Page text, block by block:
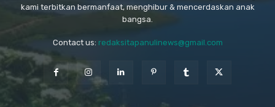
kami terbitkan bermanfaat, menghibur & mencerdaskan anak
bangsa.
Contact us: redaksitapanulinews@gmail.com